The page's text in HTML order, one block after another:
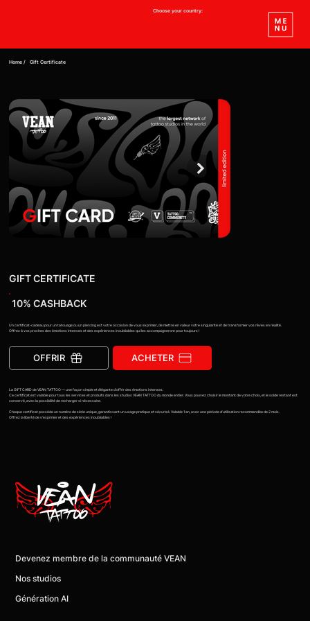
Choose your country:
Home / Gift Certificate
GIFT CERTIFICATE
10% CASHBACK
Un certificat-cadeau pour un tatouage ou un piercing est votre occasion de vous exprimer, de mettre en valeur votre singularité et de transformer vos rêves en réalité.
Offrez à vos proches des émotions intenses et des expériences inoubliables qui les accompagneront pour toujours !
OFFRIR ACHETER
La GIFT CARD de VEAN TATTOO — une façon simple et élégante d’offrir des émotions intenses.
Ce certificat est valable pour tous les services et produits dans les studios VEAN TATTOO du monde entier. Vous pouvez choisir le montant de votre choix, et le solde restant est
conservé, avec la possibilité de recharger si nécessaire.
Chaque certificat possède un numéro de série unique, garantissant un usage pratique et sécurisé. Valable 1 an, avec une période d’utilisation recommandée de 2 mois.
Offrez la liberté de s’exprimer et des expériences inoubliables !
Devenez membre de la communauté VEAN
Nos studios
Génération AI